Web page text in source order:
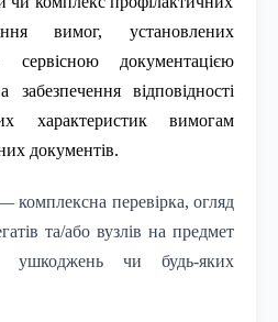
вимог, установлених
сервісною документацією
відповідності
характеристик вимогам
документів.
комплексна перевірка, огляд
та/або вузлів на предмет
ушкоджень чи будь-яких